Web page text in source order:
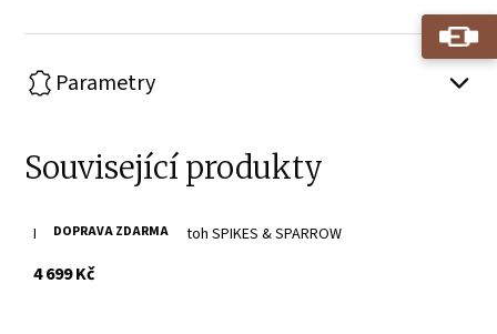
Parametry
Související produkty
DOPRAVA ZDARMA
Hnědá kožená taška/batoh SPIKES & SPARROW
4 699 Kčs DPH